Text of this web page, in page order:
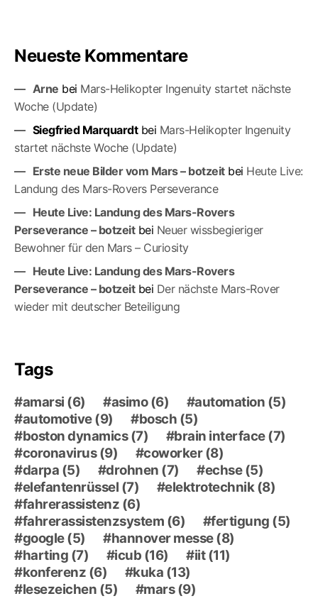
Neueste Kommentare
Arne bei Mars-Helikopter Ingenuity startet nächste
Woche (Update)
Siegfried Marquardtbei Mars-Helikopter Ingenuity
startet nächste Woche (Update)
Erste neue Bilder vom Mars – botzeitbei Heute Live:
Landung des Mars-Rovers Perseverance
Heute Live: Landung des Mars-Rovers
Perseverance – botzeitbei Neuer wissbegieriger
Bewohner für den Mars – Curiosity
Heute Live: Landung des Mars-Rovers
Perseverance – botzeitbei Der nächste Mars-Ro­ver
wieder mit deutscher Beteiligung
Tags
amarsi (6) asimo(6) automation (5)
automotive(9) bosch (5)
boston dynamics(7) brain interface(7)
coronavirus(9) coworker(8)
darpa (5) drohnen (7) echse(5)
elefantenrüssel (7) elektrotechnik(8)
fahrerassistenz (6)
fahrerassistenzsystem (6) fertigung (5)
google(5) hannover messe(8)
harting (7) icub (16) iit(11)
konferenz (6) kuka (13)
lesezeichen (5) mars(9)